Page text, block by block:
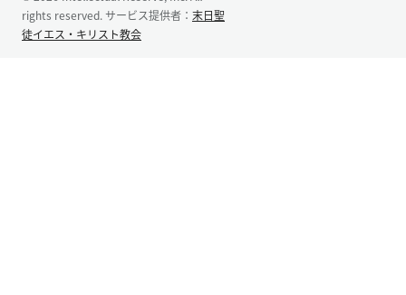
rights reserved. サービス提供者： 末日聖
徒イエス・キリスト教会